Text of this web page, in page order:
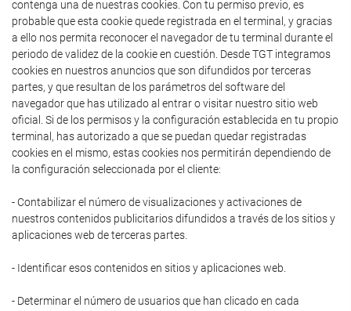
contenga una de nuestras cookies. Con tu permiso previo, es
probable que esta cookie quede registrada en el terminal, y gracias
a ello nos permita reconocer el navegador de tu terminal durante el
periodo de validez de la cookie en cuestión. Desde TGT integramos
cookies en nuestros anuncios que son difundidos por terceras
partes, y que resultan de los parámetros del software del
navegador que has utilizado al entrar o visitar nuestro sitio web
oficial. Si de los permisos y la configuración establecida en tu propio
terminal, has autorizado a que se puedan quedar registradas
cookies en el mismo, estas cookies nos permitirán dependiendo de
la configuración seleccionada por el cliente:
- Contabilizar el número de visualizaciones y activaciones de
nuestros contenidos publicitarios difundidos a través de los sitios y
aplicaciones web de terceras partes.
- Identificar esos contenidos en sitios y aplicaciones web.
- Determinar el número de usuarios que han clicado en cada